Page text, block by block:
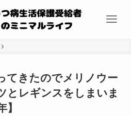
てきたのでメリノウー
とレギンスをしまいま